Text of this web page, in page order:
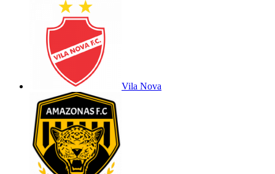
Vila Nova